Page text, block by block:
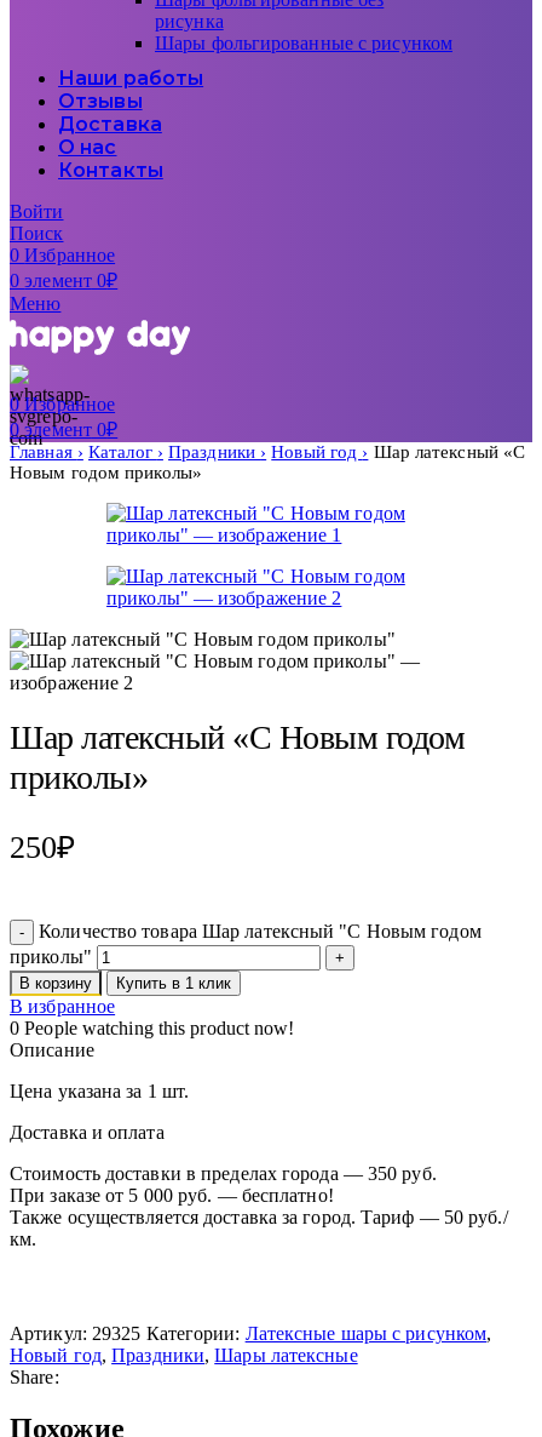
рисунка
Шары фольгированные с рисунком
Наши работы
Отзывы
Доставка
О нас
Контакты
Войти
Поиск
0Избранное
0элемент 0₽
Меню
0Избранное
0элемент 0₽
Главная Каталог Праздники Новый год
Шар латексный «С
Новым годом приколы»
Шар латексный «С Новым годом
приколы»
250₽
Количество товара Шар латексный "С Новым годом
приколы"
В корзину Купить в 1 клик
В избранное
0 People watching this product now!
Описание
Цена указана за 1 шт.
Доставка и оплата
Стоимость доставки в пределах города — 350 руб.
При заказе от 5 000 руб. — бесплатно!
Также осуществляется доставка за город. Тариф — 50 руб./
км.
Артикул: 29325 Категории: Латексные шары с рисунком,
Новый год, Праздники, Шары латексные
Share:
Похожие